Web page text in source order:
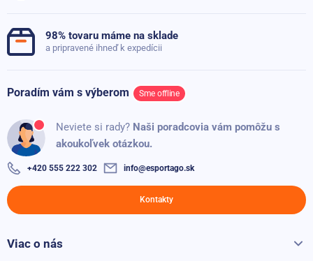
Výška: 28,5 cm98% tovaru máme na sklade
a pripravené ihneď k expedícii
Poradím vám s výberom Sme offline
Neviete si rady? Naši poradcovia vám pomôžu s
akoukoľvek otázkou.
+420 555 222 302 info@esportago.sk
Kontakty
Viac o nás